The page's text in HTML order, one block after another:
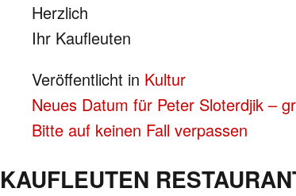
Herzlich
Ihr Kaufleuten
Veröffentlicht in Kultur
BEITRAGS-
NAVIGATION
Neues Datum für Peter Sloterdjik –
Bitte auf keinen Fall verpassen
KAUFLEUTEN